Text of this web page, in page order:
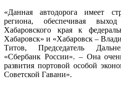
«Данная автодорога имеет
региона, обеспечивая
Хабаровского края к
Хабаровск» и «Хабаровск –
Титов, Председатель
«Сбербанк России». – Она
развития портовой особой
Советской Гавани».